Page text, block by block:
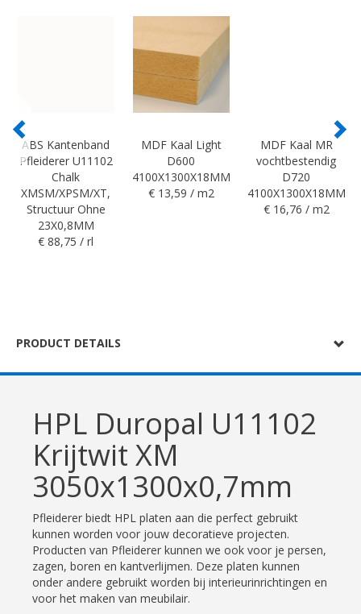
ABS Kantenband
Pfleiderer U11102
Chalk
XMSM/XPSM/XT,
Structuur Ohne
23X0,8MM
€ 88,75 / rl
MDF Kaal Light
D600
4100X1300X18MM
€ 13,59 / m2
MDF Kaal MR
vochtbestendig
D720
4100X1300X18MM
€ 16,76 / m2
PRODUCT DETAILS
HPL Duropal U11102
Krijtwit XM
3050x1300x0,7mm
Pfleiderer biedt HPL platen aan die perfect gebruikt
kunnen worden voor jouw decoratieve projecten.
Producten van Pfleiderer kunnen we ook voor je persen,
zagen, boren en kantverlijmen. Deze platen kunnen
onder andere gebruikt worden bij interieurinrichtingen en
voor het maken van meubilair.